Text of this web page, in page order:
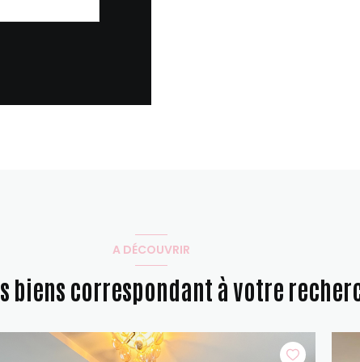
A DÉCOUVRIR
biens correspondant à votre